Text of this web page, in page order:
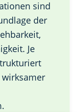
sind
der
Je